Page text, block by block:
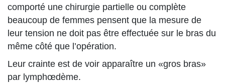
comporté une chirurgie partielle ou complète
beaucoup de femmes pensent que la mesure de
leur tension ne doit pas être effectuée sur le bras du
même côté que l’opération.
Leur crainte est de voir apparaître un «gros bras»
par lymphœdème.